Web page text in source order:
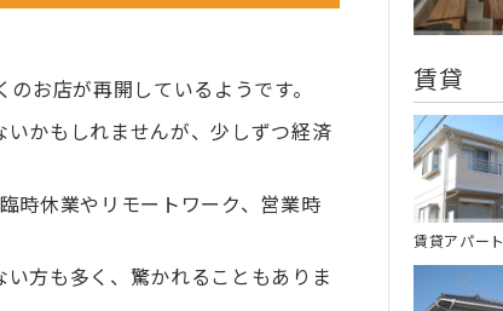
お店が再開しているようです。
かもしれませんが、少しずつ経済
時休業やリモートワーク、営業時
方も多く、驚かれることもありま
賃貸
賃貸アパート